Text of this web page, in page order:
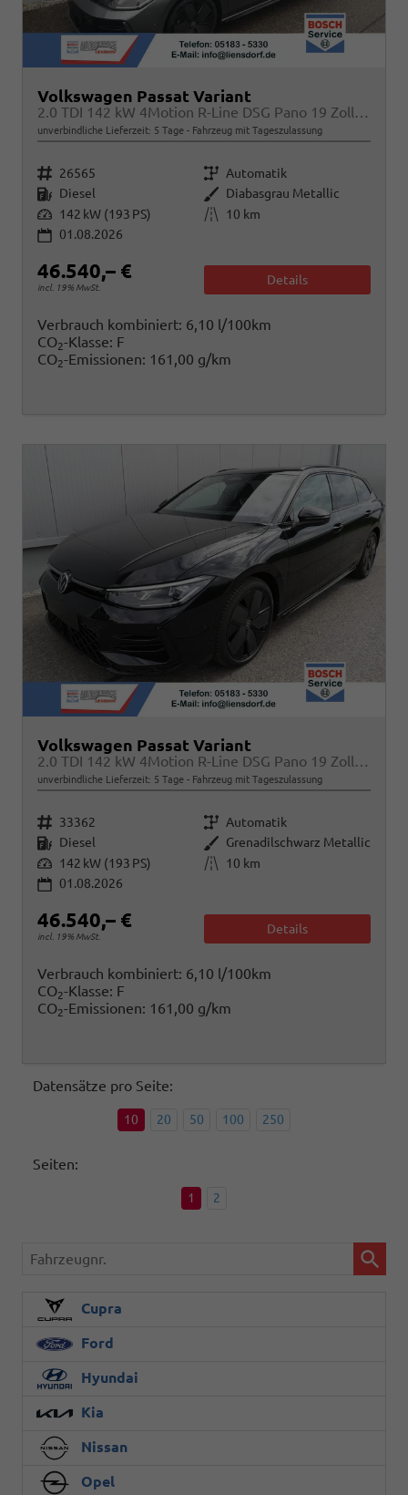
Volkswagen Passat Variant
2.0 TDI 142 kW 4Motion R-Line DSG Pano 19 Zoll Head Up AHK Navi
unverbindliche Lieferzeit: 5 Tage Fahrzeug mit Tageszulassung
Fahrzeugnr. 26565 Getriebe Automatik
Kraftstoff Diesel Außenfarbe Diabasgrau Metallic
Leistung 142 kW (193 PS) Kilometerstand
10 km
01.08.2026
46.540,– €
incl. 19% MwSt.
Details
Verbrauch kombiniert: 6,10 l/100km
CO2-Klasse: F
CO2-Emissionen: 161,00 g/km
Volkswagen Passat Variant
2.0 TDI 142 kW 4Motion R-Line DSG Pano 19 Zoll Head Up AHK Navi
unverbindliche Lieferzeit: 5 Tage Fahrzeug mit Tageszulassung
Fahrzeugnr. 33362 Getriebe Automatik
Kraftstoff Diesel Außenfarbe Grenadilschwarz Metallic
Leistung 142 kW (193 PS) Kilometerstand
10 km
01.08.2026
46.540,– €
incl. 19% MwSt.
Details
Verbrauch kombiniert: 6,10 l/100km
CO2-Klasse: F
CO2-Emissionen: 161,00 g/km
Datensätze pro Seite:
10 20 50 100 250
Seiten:
1 2
Fahrzeugnr.
Cupra
Ford
Hyundai
Kia
Nissan
Opel